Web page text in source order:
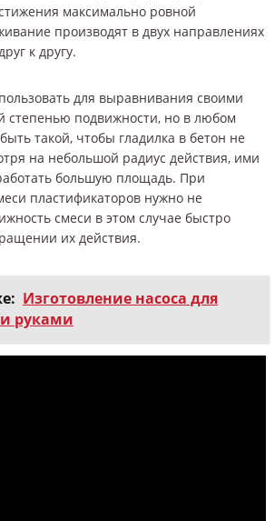
максимально ровной
производят в двух направлениях
к другу.
для выравнивания своими
степенью подвижности, но в любом
такой, чтобы гладилка в бетон не
на небольшой радиус действия, ими
большую площадь. При
пластификаторов нужно не
смеси в этом случае быстро
их действия.
Изготовление насоса для
руками